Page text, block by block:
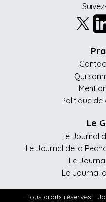
Qui
Politique
Le
Le Journal
Le Journal de la
Le
Le Journal
Tous droits réservés -